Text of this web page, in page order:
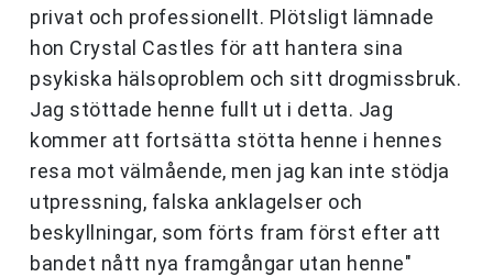
privat och professionellt. Plötsligt lämnade
hon Crystal Castles för att hantera sina
psykiska hälsoproblem och sitt drogmissbruk.
Jag stöttade henne fullt ut i detta. Jag
kommer att fortsätta stötta henne i hennes
resa mot välmående, men jag kan inte stödja
utpressning, falska anklagelser och
beskyllningar, som förts fram först efter att
bandet nått nya framgångar utan henne"